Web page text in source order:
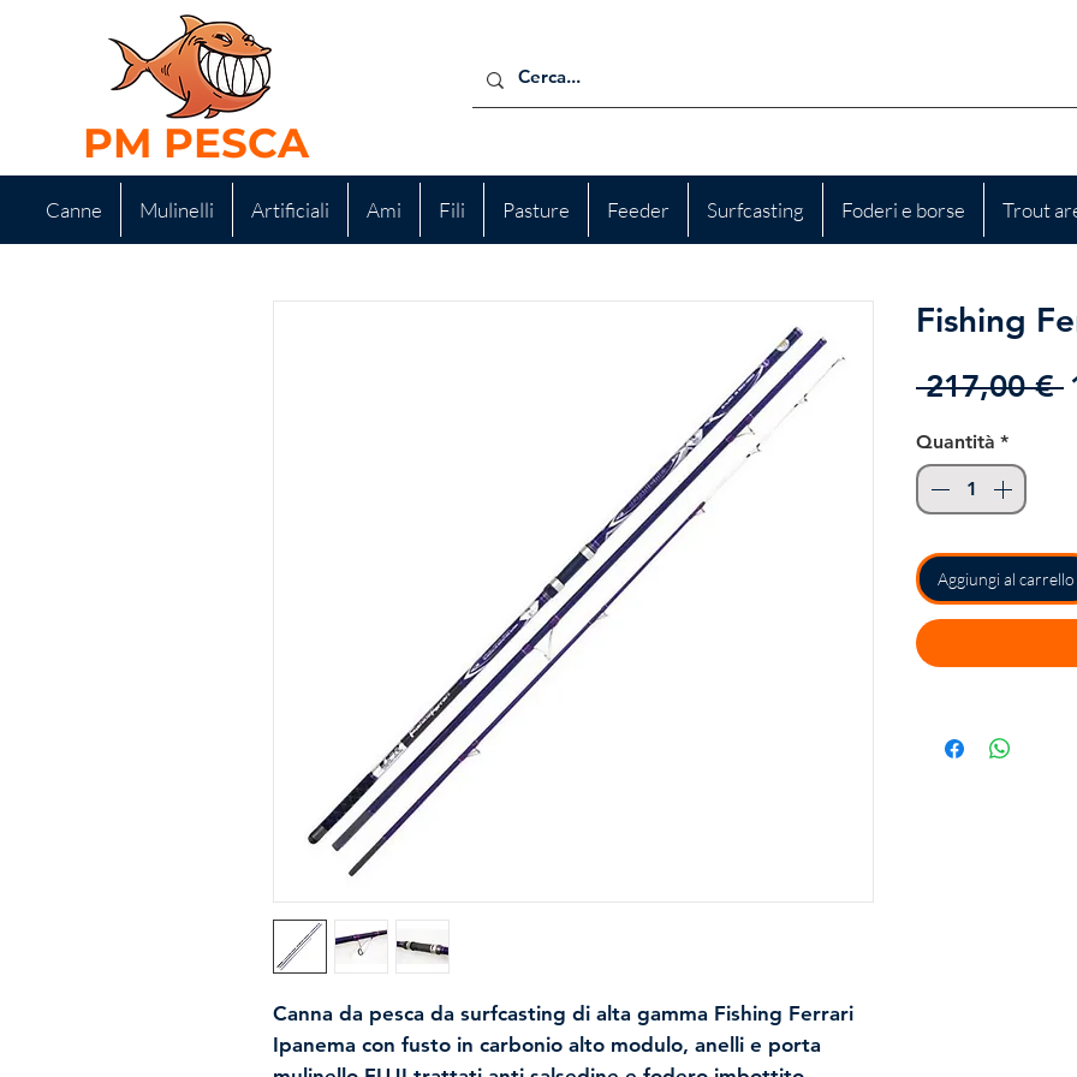
PM PESCA
Canne Mulinelli Artificiali Ami Fili Pasture Feeder Surfcasting Foderi e borse Trout
Canna da pesca da surfcasting di alta gamma Fishing Ferrari
Ipanema con fusto in carbonio alto modulo, anelli e porta
Fishing
217,00 €
Quantità *
Aggiungi al carrello